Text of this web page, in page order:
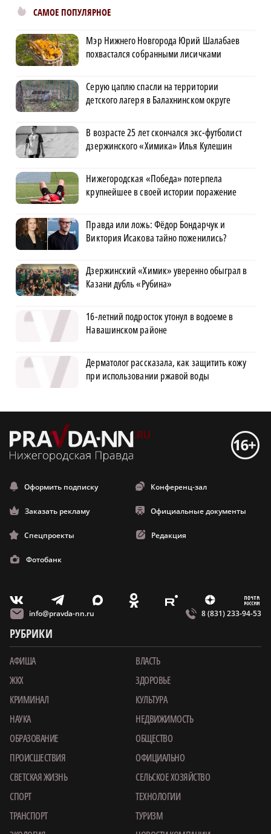
САМОЕ ПОПУЛЯРНОЕ
Мэр Нижнего Новгорода Юрий Шалабаев
похвастался собранными лисичками
Серую цаплю спасли на территории
детского лагеря в Балахнинском округе
В возрасте 25 лет скончался экс-футболист
дзержинского «Химика» Илья Кулешин
Нижегородская «Победа» потерпела
крупнейшее в своей истории поражение
Правда или ложь: Фёдор Бондарчук и
Виктория Исакова тайно поженились?
Дзержинский «Химик» уверенно обыграл в
Казани дубль «Рубина»
16-летний подросток утонул в водоеме в
Навашинском районе
Дерматолог рассказала, как защитить кожу
при использовании ржавой воды
Оформить подписку Конференц-зал
Заказать рекламу Официальные документы
Спецпроекты Редакция
Фотобанк
V T X O E Z m
info@pravda-nn.ru 8 (831) 233-94-53
РУБРИКИ
АФИША
ВЛАСТЬ
ЖКХ
ЗДОРОВЬЕ
КРИМИНАЛ
КУЛЬТУРА
НАУКА
НЕДВИЖИМОСТЬ
ОБРАЗОВАНИЕ
ОБЩЕСТВО
ПРОИСШЕСТВИЯ
ОФИЦИАЛЬНО
СВЕТСКАЯ ЖИЗНЬ
СЕЛЬСКОЕ ХОЗЯЙСТВО
СПОРТ
ТЕХНОЛОГИИ
ТРАНСПОРТ
ТУРИЗМ